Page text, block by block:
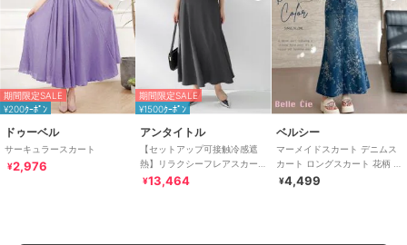
期間限定SALE
¥200ｸｰﾎﾟﾝ
ドゥーベル
サーキュラースカート
¥2,976
期間限定SALE
¥1500ｸｰﾎﾟﾝ
アンタイトル
【セットアップ可接触冷感遮
熱】リラクシーフレアスカー
ト
¥13,464
ベルシー
マーメイドスカート デニムス
カート ロングスカート 花柄 刺
繍 ハイウエスト 大きいサイズ
¥4,499